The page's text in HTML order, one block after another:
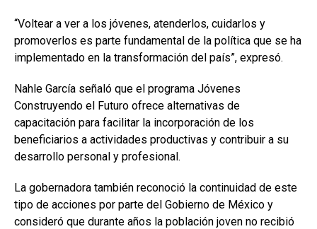
“Voltear a ver a los jóvenes, atenderlos, cuidarlos y
promoverlos es parte fundamental de la política que se ha
implementado en la transformación del país”, expresó.
Nahle García señaló que el programa Jóvenes
Construyendo el Futuro ofrece alternativas de
capacitación para facilitar la incorporación de los
beneficiarios a actividades productivas y contribuir a su
desarrollo personal y profesional.
La gobernadora también reconoció la continuidad de este
tipo de acciones por parte del Gobierno de México y
consideró que durante años la población joven no recibió